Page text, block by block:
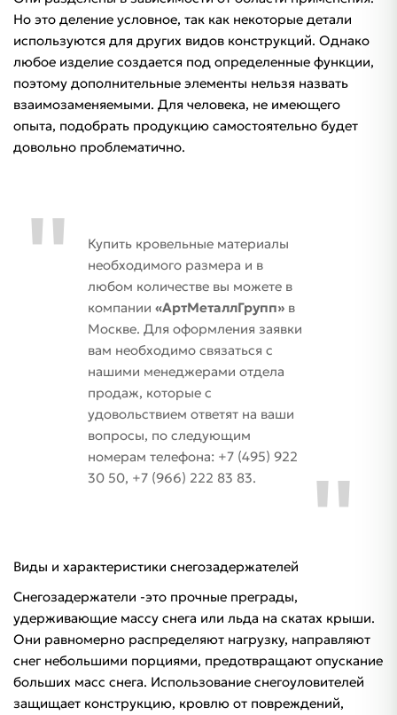
Но это деление условное, так как некоторые детали
используются для других видов конструкций. Однако
любое изделие создается под определенные функции,
поэтому дополнительные элементы нельзя назвать
взаимозаменяемыми. Для человека, не имеющего
опыта, подобрать продукцию самостоятельно будет
довольно проблематично.
Купить кровельные материалы
необходимого размера и в
любом количестве вы можете в
компании «АртМеталлГрупп»в
Москве. Для оформления заявки
вам необходимо связаться с
нашими менеджерами отдела
продаж, которые с
удовольствием ответят на ваши
вопросы, по следующим
номерам телефона: +7 (495) 922
30 50, +7 (966) 222 83 83.
Виды и характеристики снегозадержателей
Снегозадержатели -это прочные преграды,
удерживающие массу снега или льда на скатах крыши.
Они равномерно распределяют нагрузку, направляют
снег небольшими порциями, предотвращают опускание
больших масс снега. Использование снегоуловителей
защищает конструкцию, кровлю от повреждений,